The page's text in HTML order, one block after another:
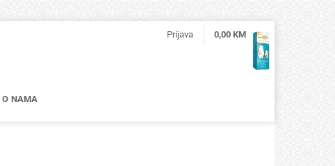
Prijava 0,00 KM
O NAMA